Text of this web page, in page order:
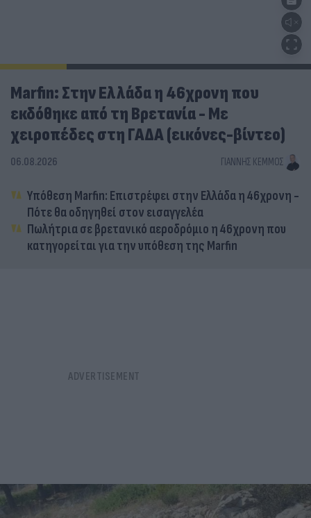
Marfin: Στην Ελλάδα η 46χρονη που
εκδόθηκε από τη Βρετανία - Με
χειροπέδες στη ΓΑΔΑ (εικόνες-βίντεο)
06.08.2026 ΓΙΆΝΝΗΣ ΚΈΜΜΟΣ
Υπόθεση Marfin: Επιστρέφει στην Ελλάδα η 46χρονη -
Πότε θα οδηγηθεί στον εισαγγελέα
Πωλήτρια σε βρετανικό αεροδρόμιο η 46χρονη που
κατηγορείται για την υπόθεση της Marfin